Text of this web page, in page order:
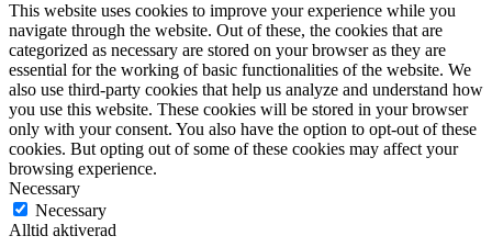
This website uses cookies to improve your experience while you
navigate through the website. Out of these, the cookies that are
categorized as necessary are stored on your browser as they are
essential for the working of basic functionalities of the website. We
also use third-party cookies that help us analyze and understand how
you use this website. These cookies will be stored in your browser
only with your consent. You also have the option to opt-out of these
cookies. But opting out of some of these cookies may affect your
browsing experience.
Necessary
Necessary
Alltid aktiverad